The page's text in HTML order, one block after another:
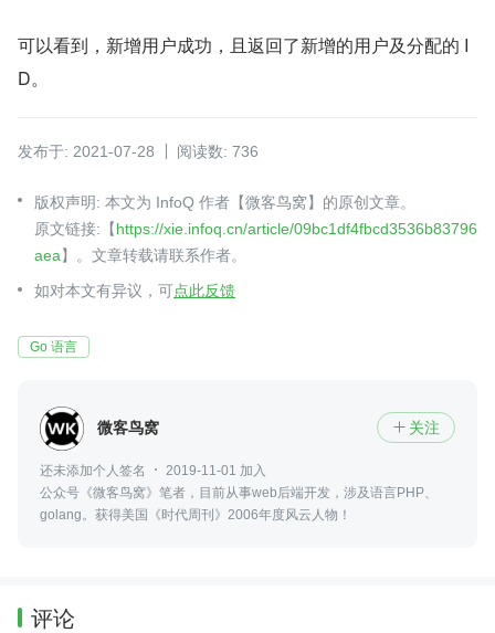
可以看到，新增用户成功，且返回了新增的用户及分配的 I
D。
发布于: 2021-07-28 阅读数: 736
版权声明: 本文为 InfoQ 作者【微客鸟窝】的原创文章。
原文链接:【https://xie.infoq.cn/article/09bc1df4fbcd3536b83796
aea】。文章转载请联系作者。
如对本文有异议，可点此反馈
Go 语言
微客鸟窝  关注
还未添加个人签名
2019-11-01 加入
公众号《微客鸟窝》笔者，目前从事web后端开发，涉及语言PHP、
golang。获得美国《时代周刊》2006年度风云人物！
评论